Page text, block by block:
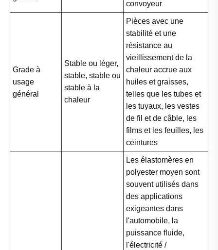
convoyeur
Grade à
usage
général
Stable ou léger,
stable, stable ou
stable à la
chaleur
Pièces avec une
stabilité et une
résistance au
vieillissement de la
chaleur accrue aux
huiles et graisses,
telles que les tubes et
les tuyaux, les vestes
de fil et de câble, les
films et les feuilles, les
ceintures
Les élastomères en
polyester moyen sont
souvent utilisés dans
des applications
exigeantes dans
l'automobile, la
puissance fluide,
l'électricité /